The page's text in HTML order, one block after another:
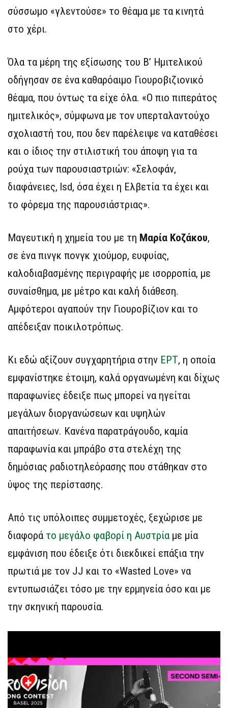
σύσσωμο «γλεντούσε» το θέαμα με τα κινητά
στο χέρι.
Όλα τα μέρη της εξίσωσης του Β’ Ημιτελικού
οδήγησαν σε ένα καθαρόαιμο Γιουροβιζιονικό
θέαμα, που όντως τα είχε όλα. «Ο πιο πιπεράτος
ημιτελικός», σύμφωνα με τον υπερταλαντούχο
σχολιαστή του, που δεν παρέλειψε να καταθέσει
και ο ίδιος την στιλιστική του άποψη για τα
ρούχα των παρουσιαστριών: «Σελοφάν,
διαφάνειες, lsd, όσα έχει η Ελβετία τα έχει και
το φόρεμα της παρουσιάστριας».
Μαγευτική η χημεία του με τη Μαρία Κοζάκου,
σε ένα πινγκ πονγκ χιούμορ, ευφυίας,
καλοδιαβασμένης περιγραφής με ισορροπία, με
συναίσθημα, με μέτρο και καλή διάθεση.
Αμφότεροι αγαπούν την Γιουροβίζιον και το
απέδειξαν ποικιλοτρόπως.
Κι εδώ αξίζουν συγχαρητήρια στην ΕΡΤ, η οποία
εμφανίστηκε έτοιμη, καλά οργανωμένη και δίχως
παραφωνίες έδειξε πως μπορεί να ηγείται
μεγάλων διοργανώσεων και υψηλών
απαιτήσεων. Κανένα παρατράγουδο, καμία
παραφωνία και μπράβο στα στελέχη της
δημόσιας ραδιοτηλεόρασης που στάθηκαν στο
ύψος της περίστασης.
Από τις υπόλοιπες συμμετοχές, ξεχώρισε με
διαφορά το μεγάλο φαβορί η Αυστρία με μία
εμφάνιση που έδειξε ότι διεκδικεί επάξια την
πρωτιά με τον JJ και το «Wasted Love» να
εντυπωσιάζει τόσο με την ερμηνεία όσο και με
την σκηνική παρουσία.